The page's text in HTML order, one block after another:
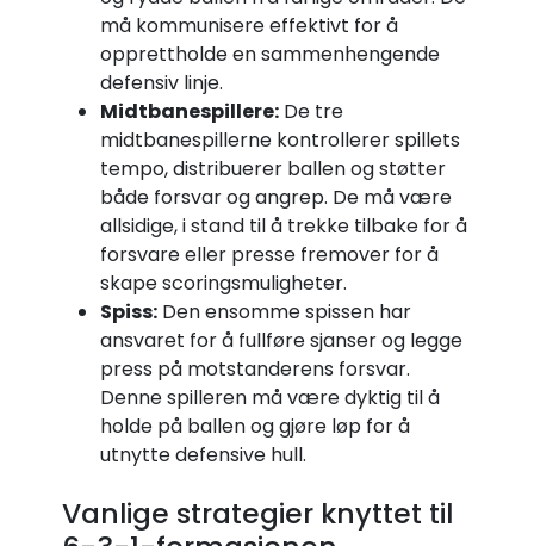
må kommunisere effektivt for å
opprettholde en sammenhengende
defensiv linje.
Midtbanespillere: De tre
midtbanespillerne kontrollerer spillets
tempo, distribuerer ballen og støtter
både forsvar og angrep. De må være
allsidige, i stand til å trekke tilbake for å
forsvare eller presse fremover for å
skape scoringsmuligheter.
Spiss: Den ensomme spissen har
ansvaret for å fullføre sjanser og legge
press på motstanderens forsvar.
Denne spilleren må være dyktig til å
holde på ballen og gjøre løp for å
utnytte defensive hull.
Vanlige strategier knyttet til